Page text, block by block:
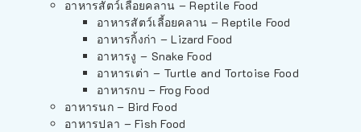
อาหารสัตว์เลี้อยคลาน – Reptile Food
อาหารสัตว์เลี้อยคลาน – Reptile Food
อาหารกิ้งก่า – Lizard Food
อาหารงู – Snake Food
อาหารเต่า – Turtle and Tortoise Food
อาหารกบ – Frog Food
อาหารนก – Bird Food
อาหารปลา – Fish Food